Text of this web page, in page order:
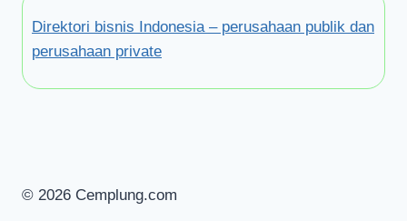
Direktori bisnis Indonesia – perusahaan publik dan
perusahaan private
© 2026 Cemplung.com